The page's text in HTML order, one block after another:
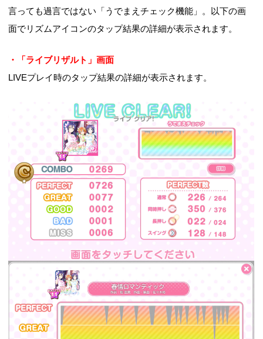
言っても過言ではない「うでまえチェック機能」。以下の画
面でリズムアイコンのタップ結果の詳細が表示されます。
・「ライブリザルト」画面
LIVEプレイ時のタップ結果の詳細が表示されます。